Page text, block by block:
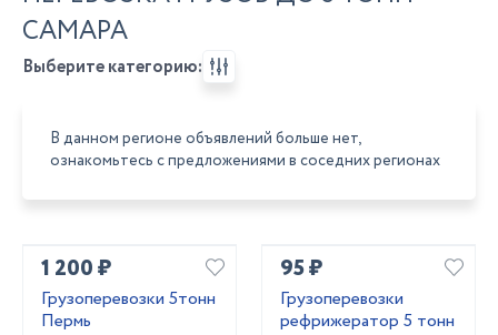
САМАРА
Выберите категорию:
В данном регионе объявлений больше нет,
ознакомьтесь с предложениями в соседних регионах
1 200 ₽
Грузоперевозки 5тонн
Пермь
95 ₽
Грузоперевозки
рефрижератор 5 тонн